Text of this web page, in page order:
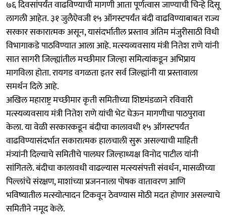
७६ दिवसांपर्यंत वाढविण्याची मागणी आता पूर्णत्वास जाण्याची चिन्हे दिसू
लागली आहेत. ३१ जुलैऐवजी १५ ऑगस्टपर्यंत बंदी वाढविण्याबाबत राज्य
सरकार सकारात्मक असून, यासंदर्भातील प्रस्ताव अंतिम मंजुरीसाठी विधी
विभागाकडे पाठविण्यात आला आहे. मत्स्यव्यवसाय मंत्री नितेश राणे यांनी
सात सागरी जिल्ह्यांतील मच्छीमार जिल्हा समित्यांकडून अभिप्राय
मागविला होता. रायगड वगळता इतर सर्व जिल्ह्यांनी या प्रस्तावाला
समर्थन दिले आहे.
अखिल महाराष्ट्र मच्छीमार कृती समितीच्या शिष्टमंडळाने रविवारी
मत्स्यव्यवसाय मंत्री नितेश राणे यांची भेट घेऊन मागणीचा पाठपुरावा
केला. या वेळी सरकारकडून बंदीचा कालावधी १५ ऑगस्टपर्यंत
वाढविण्यासंदर्भात सकारात्मक हालचाली सुरू असल्याची माहिती
मंत्र्यांनी दिल्याचे समितीचे पालघर जिल्हाध्यक्ष विनोद पाटील यांनी
सांगितले. बंदीचा कालावधी वाढल्यास मत्स्यसंपत्ती संवर्धन, मासळीच्या
पिल्लांचे संरक्षण, माशांच्या प्रजननाला पोषक वातावरण आणि
भविष्यातील मत्स्योत्पादन टिकवून ठेवण्यास मोठी मदत होणार असल्याचे
समितीने नमूद केले.